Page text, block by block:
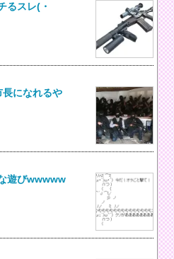
るスレ(・
になれるや
遊びwwwww